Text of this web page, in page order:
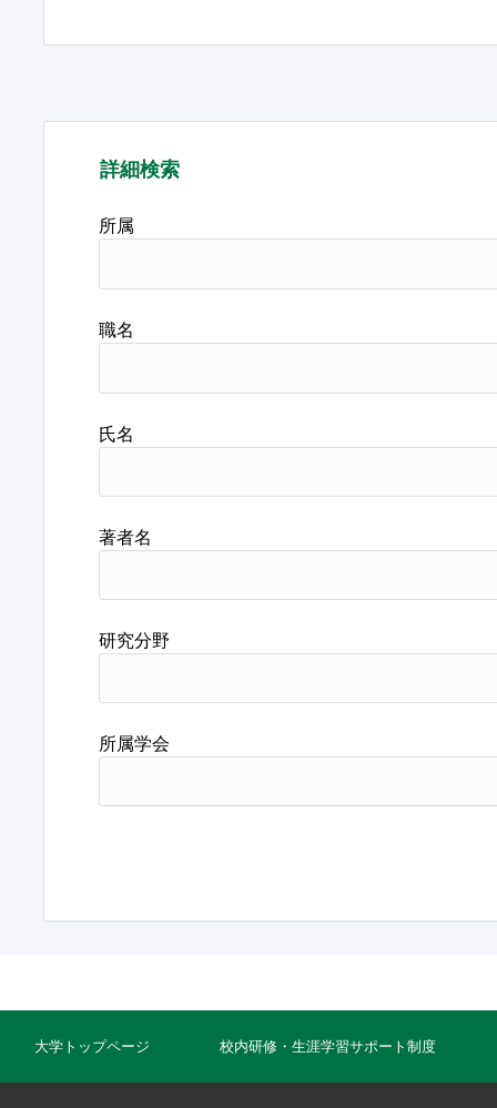
詳細検索
所属
職名
氏名
著者名
研究分野
所属学会
大学トップページ 校内研修・生涯学習サポート制度